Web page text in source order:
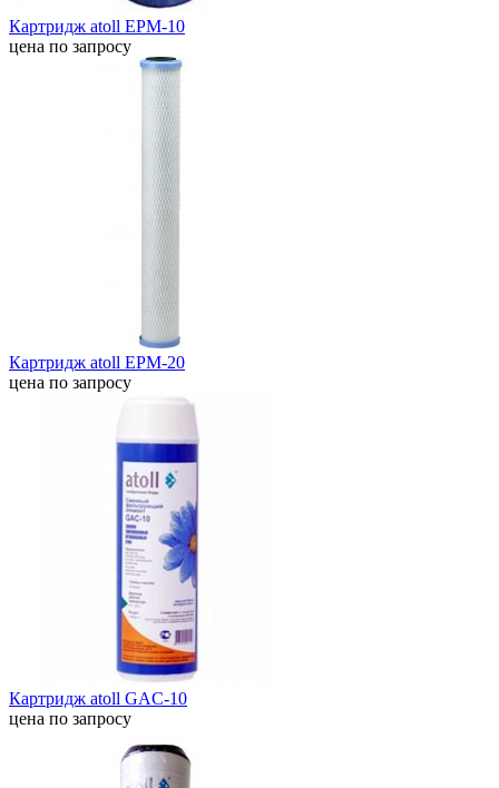
Картридж atoll EPM-10
цена по запросу
Картридж atoll EPM-20
цена по запросу
Картридж atoll GAC-10
цена по запросу